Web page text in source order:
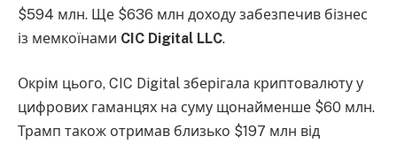
$594 млн. Ще $636 млн доходу забезпечив бізнес
із мемкоїнами CIC Digital LLC.
Окрім цього, CIC Digital зберігала криптовалюту у
цифрових гаманцях на суму щонайменше $60 млн.
Трамп також отримав близько $197 млн від